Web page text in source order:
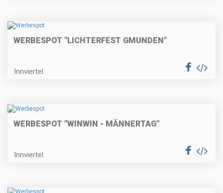
WERBESPOT "LICHTERFEST GMUNDEN"
Innviertel
WERBESPOT "WINWIN - MÄNNERTAG"
Innviertel